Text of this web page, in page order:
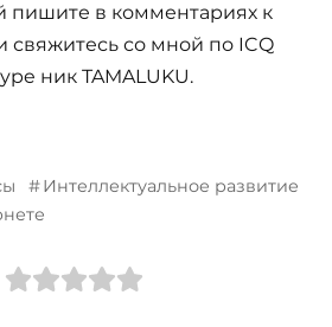
пишите в комментариях к
свяжитесь со мной по ICQ
ник TAMALUKU.
Интеллектуальное развитие